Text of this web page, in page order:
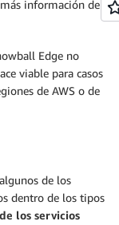
información de
Edge no
viable para casos
de AWS o de
de los
dentro de los tipos
los servicios